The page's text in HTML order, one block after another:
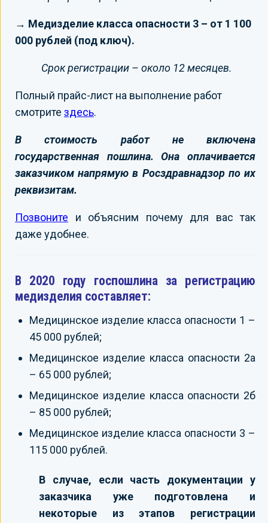
→ Медизделие класса опасности 3 – от 1 100
000 рублей (под ключ).
Срок регистрации – около 12 месяцев.
Полный прайс-лист на выполнение работ
смотрите здесь.
В стоимость работ не включена
государственная пошлина. Она оплачивается
заказчиком напрямую в Росздравнадзор по их
реквизитам.
Позвоните и объясним почему для вас так
даже удобнее.
В 2020 году госпошлина за регистрацию
медизделия составляет:
Медицинское изделие класса опасности 1 –
45 000 рублей;
Медицинское изделие класса опасности 2а
– 65 000 рублей;
Медицинское изделие класса опасности 2б
– 85 000 рублей;
Медицинское изделие класса опасности 3 –
115 000 рублей.
В случае, если часть документации у
заказчика уже подготовлена и
некоторые из этапов регистрации